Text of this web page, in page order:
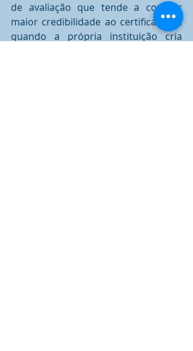
de avaliação que tende a conferir
maior credibilidade ao certificado. Já
quando a própria instituição cria